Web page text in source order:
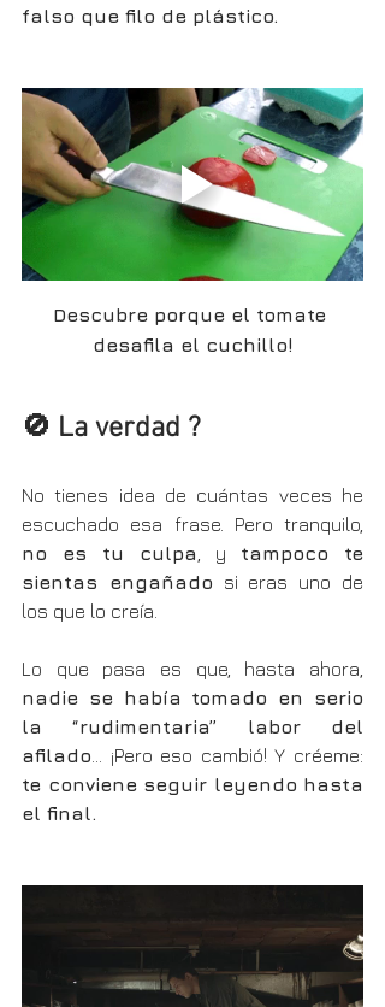
falso que filo de plástico.
Descubre porque el tomate
desafila el cuchillo!
🚫 La verdad ?
No tienes idea de cuántas veces he
no es tu culpa
, y tampoco te
sientas engañado si eras uno de
los que lo creía.
nadie se había tomado en serio
la “rudimentaria” labor del
afilado
te conviene seguir leyendo hasta
el final.